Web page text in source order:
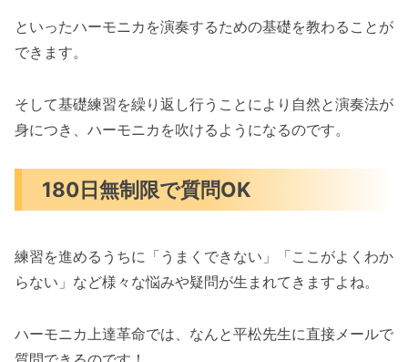
といったハーモニカを演奏するための基礎を教わることが
できます。
そして基礎練習を繰り返し行うことにより自然と演奏法が
身につき、ハーモニカを吹けるようになるのです。
180日無制限で質問OK
練習を進めるうちに「うまくできない」「ここがよくわか
らない」など様々な悩みや疑問が生まれてきますよね。
ハーモニカ上達革命では、なんと平松先生に直接メールで